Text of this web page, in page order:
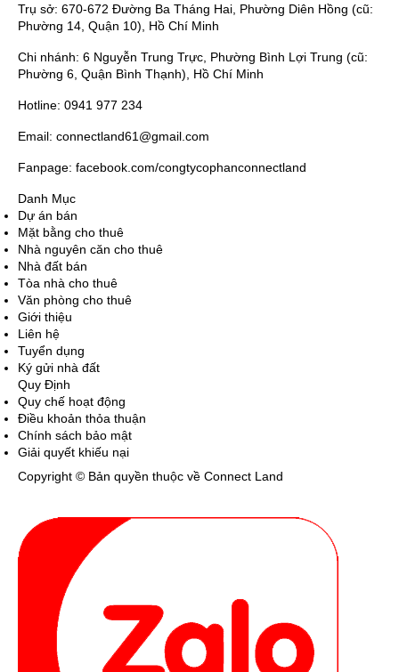
Trụ sở: 670-672 Đường Ba Tháng Hai, Phường Diên Hồng (cũ:
Phường 14, Quận 10), Hồ Chí Minh
Chi nhánh: 6 Nguyễn Trung Trực, Phường Bình Lợi Trung (cũ:
Phường 6, Quận Bình Thạnh), Hồ Chí Minh
Hotline: 0941 977 234
Email: connectland61@gmail.com
Fanpage: facebook.com/congtycophanconnectland
Danh Mục
Dự án bán
Mặt bằng cho thuê
Nhà nguyên căn cho thuê
Nhà đất bán
Tòa nhà cho thuê
Văn phòng cho thuê
Giới thiệu
Liên hệ
Tuyển dụng
Ký gửi nhà đất
Quy Định
Quy chế hoạt động
Điều khoản thỏa thuận
Chính sách bảo mật
Giải quyết khiếu nại
Copyright © Bản quyền thuộc về Connect Land